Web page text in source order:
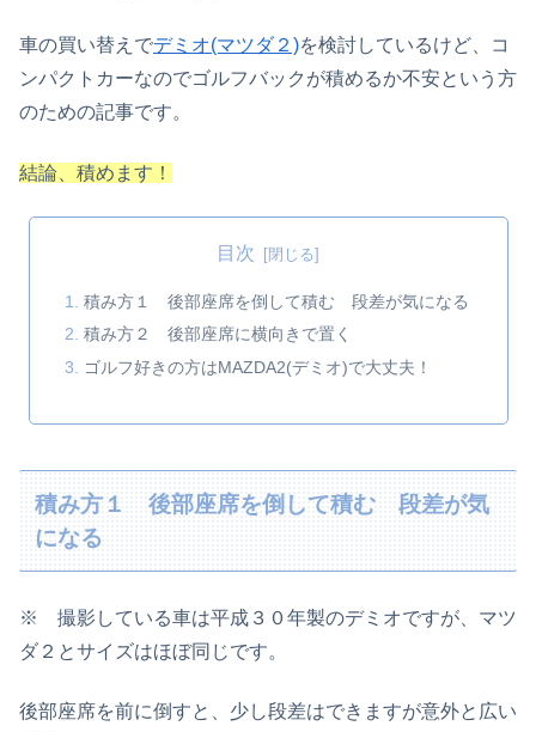
車の買い替えでデミオ(マツダ２)を検討しているけど、コ
ンパクトカーなのでゴルフバックが積めるか不安という方
のための記事です。
結論、積めます！
目次
積み方１ 後部座席を倒して積む 段差が気になる
積み方２ 後部座席に横向きで置く
ゴルフ好きの方はMAZDA2(デミオ)で大丈夫！
積み方１ 後部座席を倒して積む 段差が気
になる
※ 撮影している車は平成３０年製のデミオですが、マツ
ダ２とサイズはほぼ同じです。
後部座席を前に倒すと、少し段差はできますが意外と広い